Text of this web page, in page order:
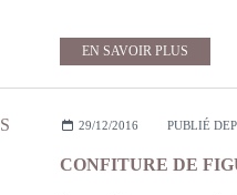
EN SAVOIR PLUS
29/12/2016 PUBLIÉ
CONFITURE DE